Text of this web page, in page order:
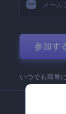
参加す
いつでも簡単